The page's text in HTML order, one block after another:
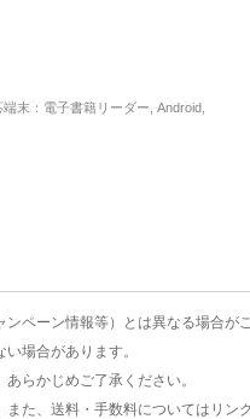
末：電子書籍リーダー, Android,
ペーン情報等）とは異なる場合が
場合があります。
らかじめご了承ください。
た、送料・手数料についてはリン